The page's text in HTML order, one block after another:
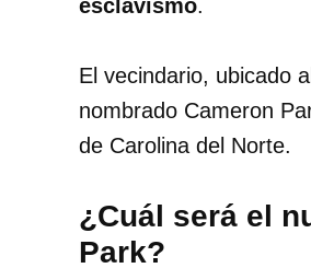
esclavismo.
El vecindario, ubicado
nombrado Cameron
de Carolina del Norte.
¿Cuál será el
Park?